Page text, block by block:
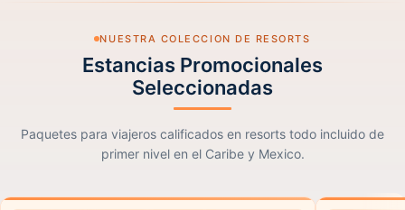
NUESTRA COLECCION DE RESORTS
Estancias Promocionales
Seleccionadas
Paquetes para viajeros calificados en resorts todo incluido de
primer nivel en el Caribe y Mexico.